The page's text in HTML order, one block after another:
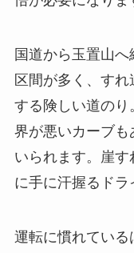
国道から玉置山
区間が多く、す
する険しい道のり
界が悪いカーブ
いられます。崖す
に手に汗握るドラ
運転に慣れてい